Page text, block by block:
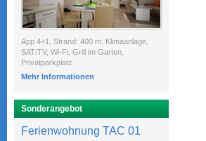
App 4+1, Strand: 400 m, Klimaanlage,
SAT/TV, Wi-Fi, Grill im Garten,
Privatparkplatz
Mehr Informationen
Sonderangebot
Ferienwohnung TAC 01